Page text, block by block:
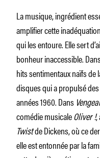
La musique, ingrédient
amplifier cette
qui les entoure. Elle sert
bonheur inaccessible.
hits sentimentaux naïfs de
disques qui a propulsé
années 1960. Dans
comédie musicaleOliver !,
Twistde Dickens, où ce
elle est entonnée par la